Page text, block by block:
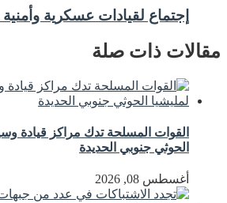
إجتماع لقيادات عسكرية وأمنية
مقالات ذات صلة
القوات المسلحة تدك مراكز قيادة
الحوثي جنوبي الحديدة
أغسطس 08, 2026